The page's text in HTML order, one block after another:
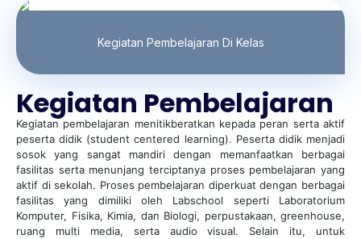
Kegiatan Pembelajaran Di Kelas
Kegiatan Pembelajaran
Kegiatan pembelajaran menitikberatkan kepada peran serta aktif
peserta didik (student centered learning). Peserta didik menjadi
sosok yang sangat mandiri dengan memanfaatkan berbagai
fasilitas serta menunjang terciptanya proses pembelajaran yang
aktif di sekolah. Proses pembelajaran diperkuat dengan berbagai
fasilitas yang dimiliki oleh Labschool seperti Laboratorium
Komputer, Fisika, Kimia, dan Biologi, perpustakaan, greenhouse,
ruang multi media, serta audio visual. Selain itu, untuk